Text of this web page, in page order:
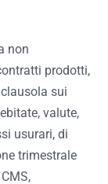
non
prodotti,
sui
valute,
usurari, di
trimestrale